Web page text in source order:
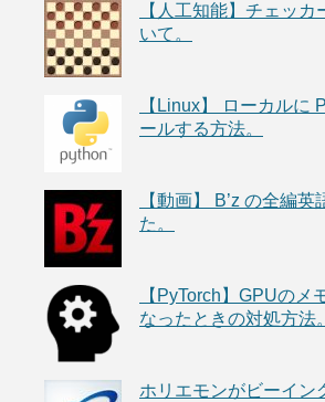
【人工知能】チェッ
いて。
【Linux】 ローカルに
ールする方法。
【動画】 B’z の全編
た。
【PyTorch】GPUのメ
なったときの対処方法。
ホリエモンがビーイン